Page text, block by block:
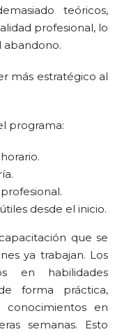
teóricos,
profesional, lo
abandono.
más estratégico al
programa:
desde el inicio.
que se
ya trabajan. Los
en habilidades
forma práctica,
en
semanas. Esto